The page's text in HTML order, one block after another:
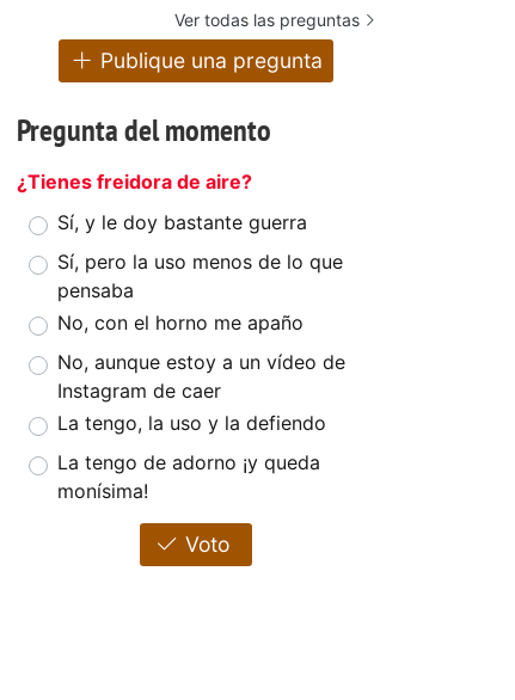
Ver todas las preguntas
Publique una pregunta
Pregunta del momento
¿Tienes freidora de aire?
Sí, y le doy bastante guerra
Sí, pero la uso menos de lo que
pensaba
No, con el horno me apaño
No, aunque estoy a un vídeo de
Instagram de caer
La tengo, la uso y la defiendo
La tengo de adorno ¡y queda
monísima!
Voto